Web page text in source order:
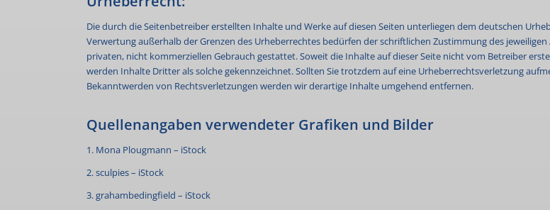
Die durch die Seitenbetreiber erstellten Inhalte und Werke auf diesen Seiten unterliegen dem deutschen
Verwertung außerhalb der Grenzen des Urheberrechtes bedürfen der schriftlichen Zustimmung des
privaten, nicht kommerziellen Gebrauch gestattet. Soweit die Inhalte auf dieser Seite nicht vom Betreiber
werden Inhalte Dritter als solche gekennzeichnet. Sollten Sie trotzdem auf eine Urheberrechtsverletzung
Bekanntwerden von Rechtsverletzungen werden wir derartige Inhalte umgehend entfernen.
Quellenangaben verwendeter Grafiken und Bilder
1. Mona Plougmann – iStock
2. sculpies – iStock
3. grahambedingfield – iStock